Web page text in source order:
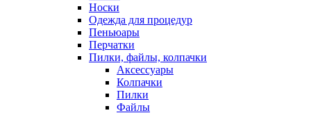
Носки
Одежда для процедур
Пеньюары
Перчатки
Пилки, файлы, колпачки
Аксессуары
Колпачки
Пилки
Файлы